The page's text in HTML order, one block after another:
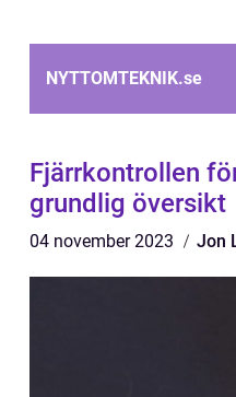
NYTTOMTEKNIK.se
Fjärrkontrollen
grundlig översikt
04 november 2023 Jon